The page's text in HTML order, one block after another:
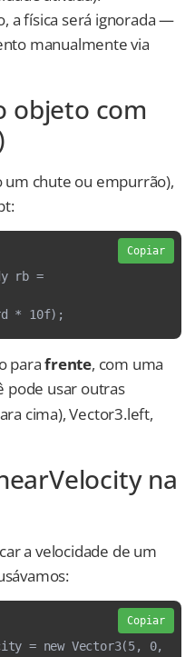
a física será ignorada —
manualmente via
objeto com
um chute ou empurrão),
rb =
* 10f);
Copiar
parafrente, com uma
pode usar outras
cima), Vector3.left,
na
a velocidade de um
= new Vector3(5, 0,
Copiar